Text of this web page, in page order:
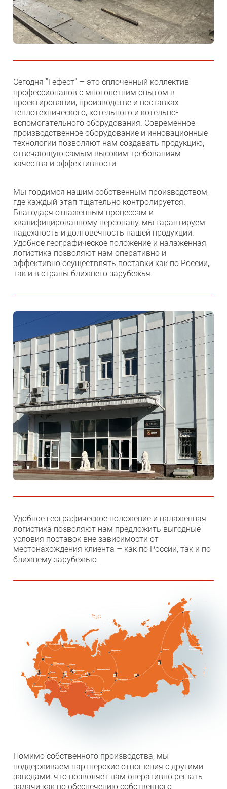
Сегодня "Гефест" – это сплоченный коллектив
профессионалов с многолетним опытом в
проектировании, производстве и поставках
теплотехнического, котельного и котельно-
вспомогательного оборудования. Современное
производственное оборудование и инновационные
технологии позволяют нам создавать продукцию,
отвечающую самым высоким требованиям
качества и эффективности.
Мы гордимся нашим собственным производством,
где каждый этап тщательно контролируется.
Благодаря отлаженным процессам и
квалифицированному персоналу, мы гарантируем
надежность и долговечность нашей продукции.
Удобное географическое положение и налаженная
логистика позволяют нам оперативно и
эффективно осуществлять поставки как по России,
так и в страны ближнего зарубежья.
Удобное географическое положение и налаженная
логистика позволяют нам предложить выгодные
условия поставок вне зависимости от
местонахождения клиента – как по России, так и по
ближнему зарубежью.
Павлодар
Караганда
Актобе Астана
С.-Петербург
Красноярск
Анадырь
Нижневартовск
Москва
Челябинск
Тюмень
Екатеринбург
Саратов
Пермь
Пенза
Оренбург
Н.Новгород
Петропавловск-
Камчатский
Воронеж
Архангельск
Хабаровск
Ставрополь
Норильск
Барнаул
Якутск
Уфа
Помимо собственного производства, мы
поддерживаем партнерские отношения с другими
заводами, что позволяет нам оперативно решать
задачи как по обеспечению собственного